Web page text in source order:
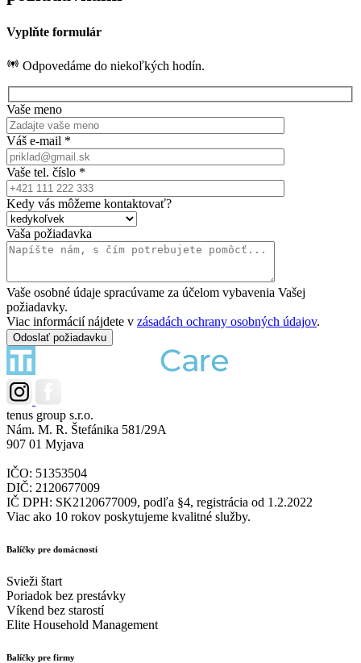
Vyplňte formulár
Odpovedáme do niekoľkých hodín.
Vaše meno
Váš e-mail *
Vaše tel. číslo *
Kedy vás môžeme kontaktovať?
Vaša požiadavka
Vaše osobné údaje spracúvame za účelom vybavenia Vašej
požiadavky.
Viac informácií nájdete v zásadách ochrany osobných údajov.
tenus group s.r.o.
Nám. M. R. Štefánika 581/29A
907 01 Myjava
IČO: 51353504
DIČ: 2120677009
IČ DPH: SK2120677009, podľa §4, registrácia od 1.2.2022
Viac ako 10 rokov poskytujeme kvalitné služby.
Balíčky pre domácnosti
Svieži štart
Poriadok bez prestávky
Víkend bez starostí
Elite Household Management
Balíčky pre firmy